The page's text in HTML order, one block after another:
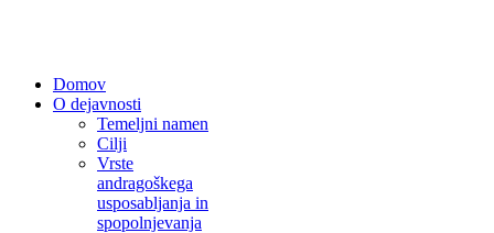
Domov
O dejavnosti
Temeljni namen
Cilji
Vrste
andragoškega
usposabljanja in
spopolnjevanja